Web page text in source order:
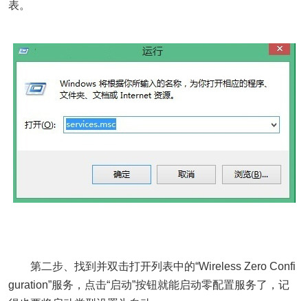
表。
第二步、找到并双击打开列表中的“Wireless Zero Confi
guration”服务，点击“启动”按钮就能启动零配置服务了，记